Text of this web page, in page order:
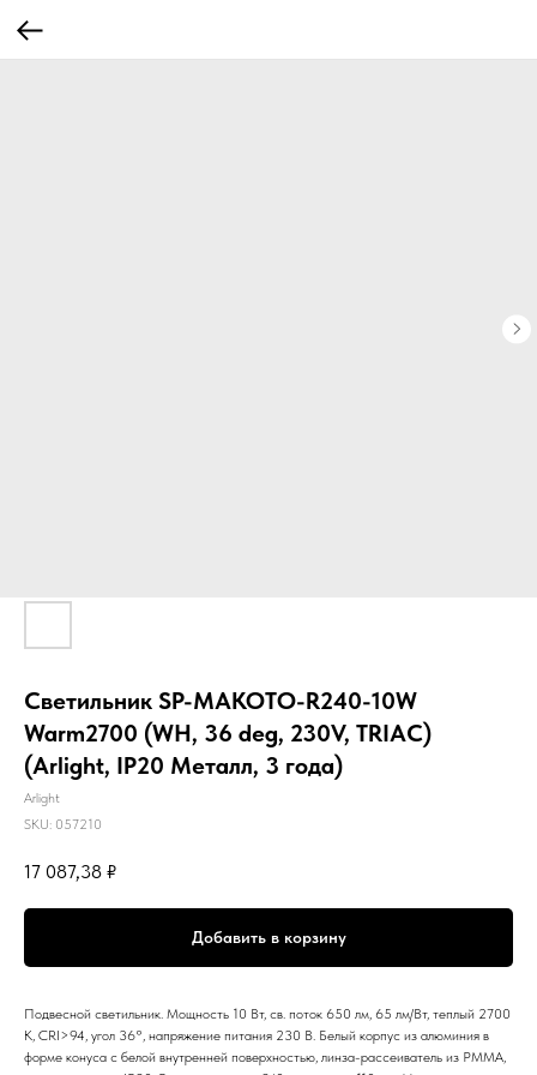
Светильник SP-MAKOTO-R240-10W
Warm2700 (WH, 36 deg, 230V, TRIAC)
(Arlight, IP20 Металл, 3 года)
Arlight
SKU: 057210
17 087,38 ₽
Добавить в корзину
Подвесной светильник. Мощность 10 Вт, св. поток 650 лм, 65 лм/Вт, теплый 2700
K, CRI>94, угол 36°, напряжение питания 230 В. Белый корпус из алюминия в
форме конуса с белой внутренней поверхностью, линза-рассеиватель из PMMA,